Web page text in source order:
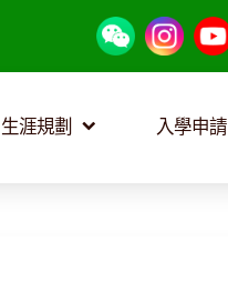
生涯規劃 入學申請